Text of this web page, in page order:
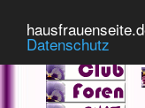
Datenschutz